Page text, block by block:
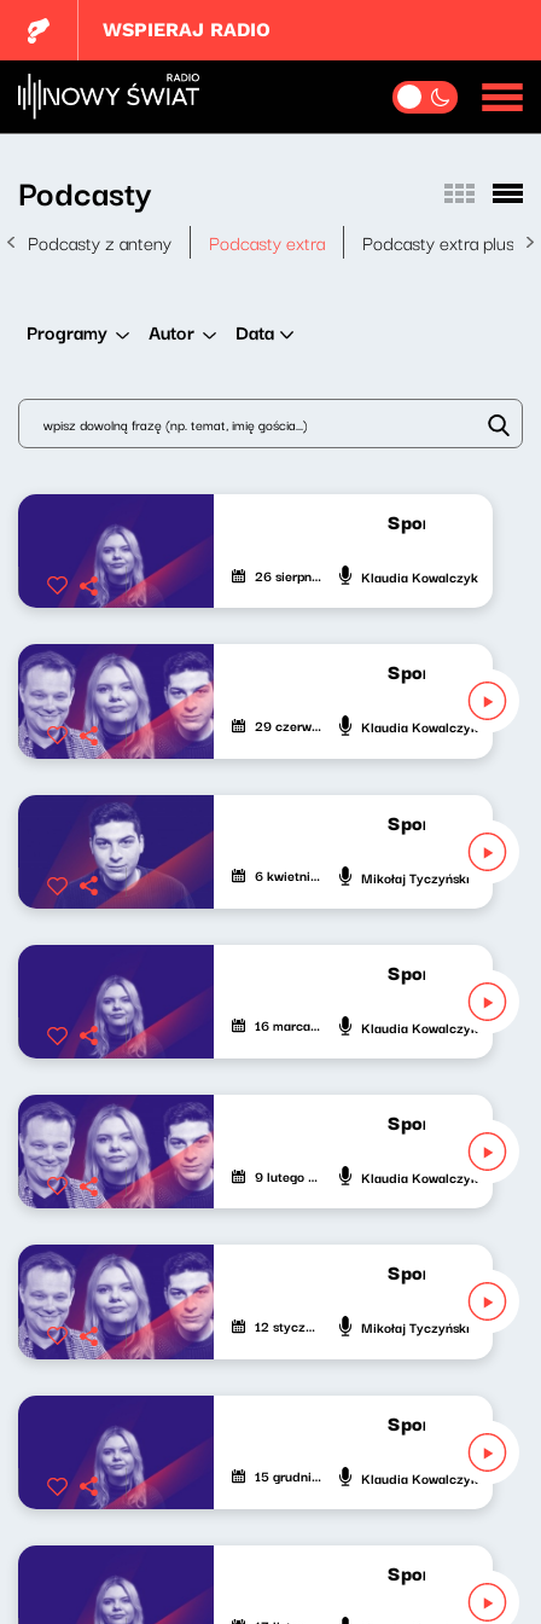
WSPIERAJ RADIO
Podcasty
Podcasty z anteny Podcasty extra Podcasty extra plus
Programy Autor Data
Sport do
26 sierpnia 2025 Klaudia Kowalczyk
Sport do
29 czerwca 2025 Klaudia Kowalczyk
Sport do
6 kwietnia 2025 Mikołaj Tyczyński
Sport do
16 marca 2025 Klaudia Kowalczyk
Sport do
9 lutego 2025 Klaudia Kowalczyk
Sport do
12 stycznia 2025 Mikołaj Tyczyński
Sport do
15 grudnia 2024 Klaudia Kowalczyk
Sport do